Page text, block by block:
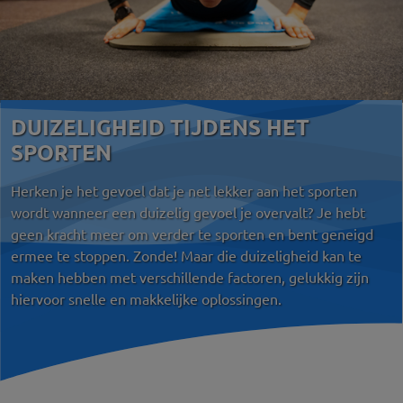
DUIZELIGHEID TIJDENS HET
SPORTEN
Herken je het gevoel dat je net lekker aan het sporten
wordt wanneer een duizelig gevoel je overvalt? Je hebt
geen kracht meer om verder te sporten en bent geneigd
ermee te stoppen. Zonde! Maar die duizeligheid kan te
maken hebben met verschillende factoren, gelukkig zijn
hiervoor snelle en makkelijke oplossingen.